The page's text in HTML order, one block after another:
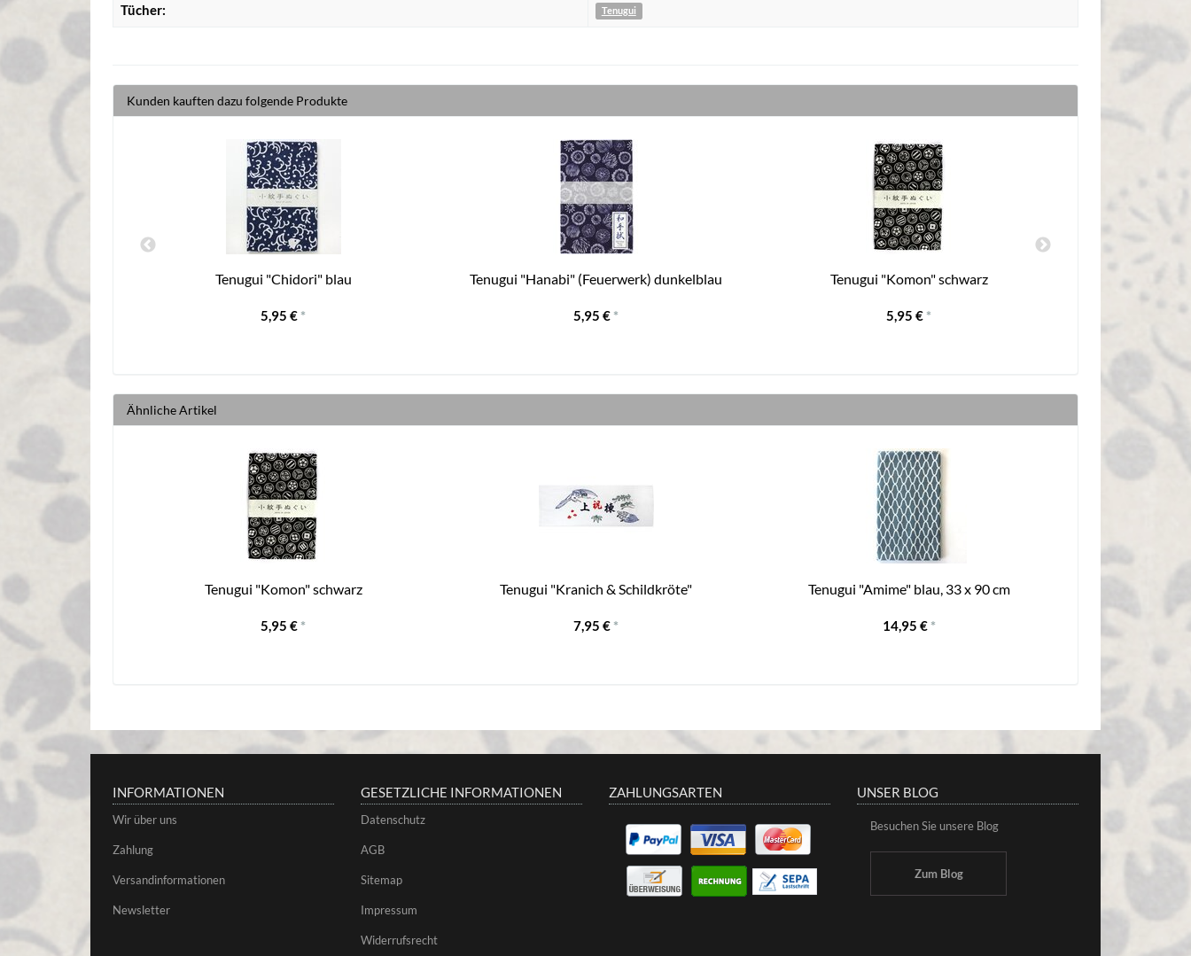
Tücher: Tenugui
Kunden kauften dazu folgende Produkte
Tenugui "Chidori" blau
5,95 € *
Tenugui "Hanabi" (Feuerwerk) dunkelblau
5,95 € *
Tenugui "Komon" schwarz
5,95 € *
Ähnliche Artikel
Tenugui "Komon" schwarz
5,95 € *
Tenugui "Kranich & Schildkröte"
7,95 € *
Tenugui "Amime" blau, 33 x 90 cm
14,95 € *
INFORMATIONEN
Wir über uns
Zahlung
Versandinformationen
Newsletter
GESETZLICHE INFORMATIONEN
Datenschutz
AGB
Sitemap
Impressum
Widerrufsrecht
ZAHLUNGSARTEN UNSER BLOG
Besuchen Sie unsere Blog
Zum Blog